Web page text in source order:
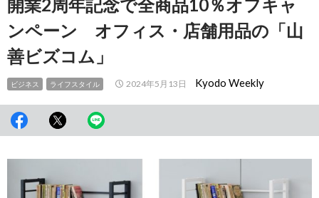
動開業2周年記念で全商品10％オフキャ
ンペーン オフィス・店舗用品の「山
善ビズコム」
ビジネス ライフスタイル 2024年5月13日 Kyodo Weekly